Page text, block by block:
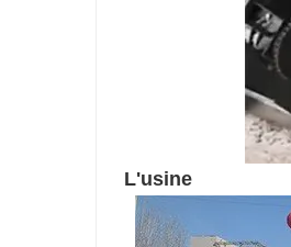
L'usine